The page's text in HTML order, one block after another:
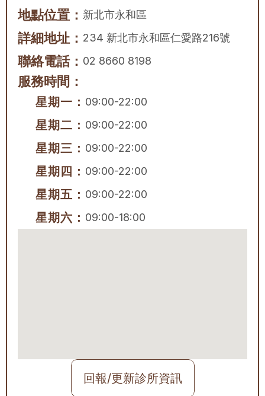
地點位置： 新北市永和區
詳細地址： 234 新北市永和區仁愛路216號
聯絡電話： 02 8660 8198
服務時間：
星期一： 09:00-22:00
星期二： 09:00-22:00
星期三： 09:00-22:00
星期四： 09:00-22:00
星期五： 09:00-22:00
星期六： 09:00-18:00
回報/更新診所資訊